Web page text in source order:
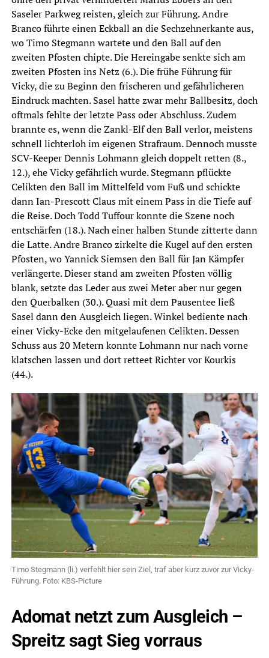
Saseler Parkwegreisten, gleich zur Führung. Andre
Branco führte einen Eckball an die Sechzehnerkante aus,
wo Timo Stegmann wartete und den Ball auf den
zweiten Pfosten chipte. Die Hereingabe senkte sich am
zweiten Pfosten ins Netz (6.). Die frühe Führung für
Vicky, die zu Beginn den frischeren und gefährlicheren
Eindruck machten. Sasel hatte zwar mehr Ballbesitz, doch
oftmals fehlte der letzte Pass oder Abschluss. Zudem
brannte es, wenn die Zankl-Elf den Ball verlor, meistens
schnell lichterloh im eigenen Strafraum. Dennoch musste
SCV-Keeper Dennis Lohmann gleich doppelt retten (8.,
12.), ehe Vicky gefährlich wurde. Stegmann pflückte
Celikten den Ball im Mittelfeld vom Fuß und schickte
dann Ian-Prescott Claus mit einem Pass in die Tiefe auf
die Reise. Doch Todd Tuffour konnte die Szene noch
entschärfen (18.). Nach einer halben Stunde zitterte dann
die Latte. Andre Branco zirkelte die Kugel auf den ersten
Pfosten, wo Yannick Siemsen den Ball für Jan Kämpfer
verlängerte. Dieser stand am zweiten Pfosten völlig
blank, setzte das Leder aus zwei Meter aber nur gegen
den Querbalken (30.). Quasi mit dem Pausentee ließ
Sasel dann den Ausgleich liegen. Winkel bediente nach
einer Vicky-Ecke den mitgelaufenen Celikten. Dessen
Schuss aus 20 Metern konnte Lohmann nur nach vorne
klatschen lassen und dort retteet Richter vor Kourkis
(44.).
Timo Stegmann (li.) verfehlt hier sein Ziel, traf aber kurz zuvor zur Vicky-
Führung. Foto: KBS-Picture
Adomat netzt zum Ausgleich –
Spreitz sagt Sieg vorraus